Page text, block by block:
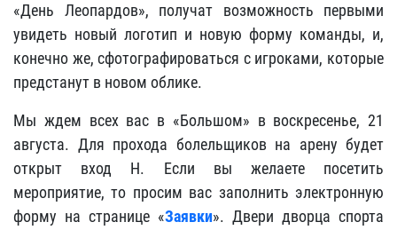
«День Леопардов», получат возможность первыми
увидеть новый логотип и новую форму команды, и,
конечно же, сфотографироваться с игроками, которые
предстанут в новом облике.
Мы ждем всех вас в «Большом» в воскресенье, 21
августа. Для прохода болельщиков на арену будет
открыт вход H. Если вы желаете посетить
мероприятие, то просим вас заполнить электронную
форму на странице «Заявки». Двери дворца спорта